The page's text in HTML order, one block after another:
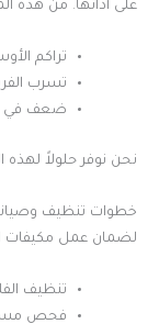
على أدائها. من هذه
تراكم
تسرب
ضعف في
نحن نوفر حلولاً لهذه
خطوات تنظيف
لضمان عمل مكيفات
تنظيف
فحص